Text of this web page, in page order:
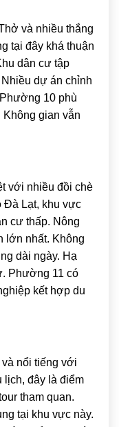
và nhiều thắng
tại đây khá thuận
dân cư tập
dự án chỉnh
10 phù
gian vẫn
với nhiều đồi chè
Đà Lạt, khu vực
cư thấp. Nông
lớn nhất. Không
dài ngày. Hạ
Phường 11 có
kết hợp du
nổi tiếng với
lịch, đây là điểm
tham quan.
tại khu vực này.